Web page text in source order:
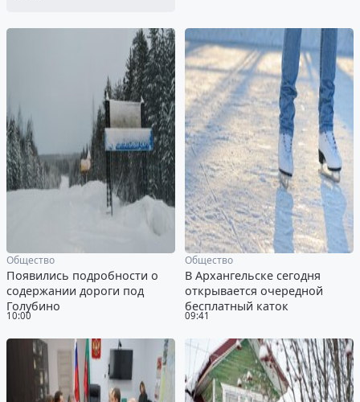
10:00
Общество
Появились подробности о
содержании дороги под
Голубино
09:41
Общество
В Архангельске сегодня
открывается очередной
бесплатный каток